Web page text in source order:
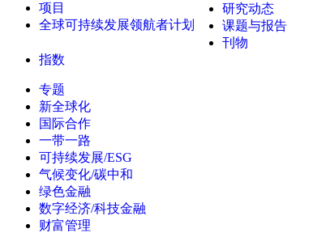
项目
全球可持续发展领航者计划
研究动态
课题与报告
刊物
指数
专题
新全球化
国际合作
一带一路
可持续发展/ESG
气候变化/碳中和
绿色金融
数字经济/科技金融
财富管理